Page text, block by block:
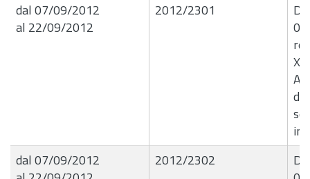
dal 07/09/2012
al 22/09/2012
2012/2301
di
dal 07/09/2012
2012/2302